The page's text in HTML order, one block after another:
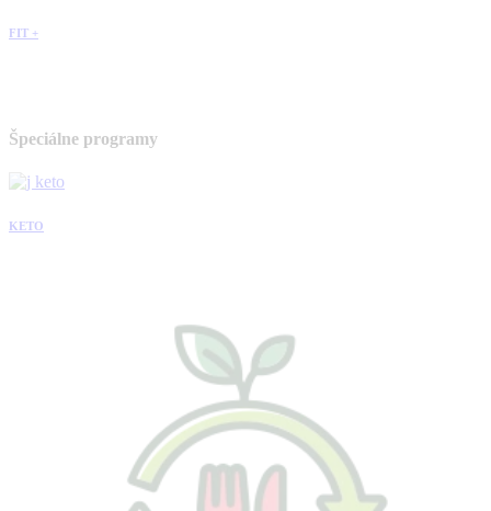
FIT +
Špeciálne programy
KETO